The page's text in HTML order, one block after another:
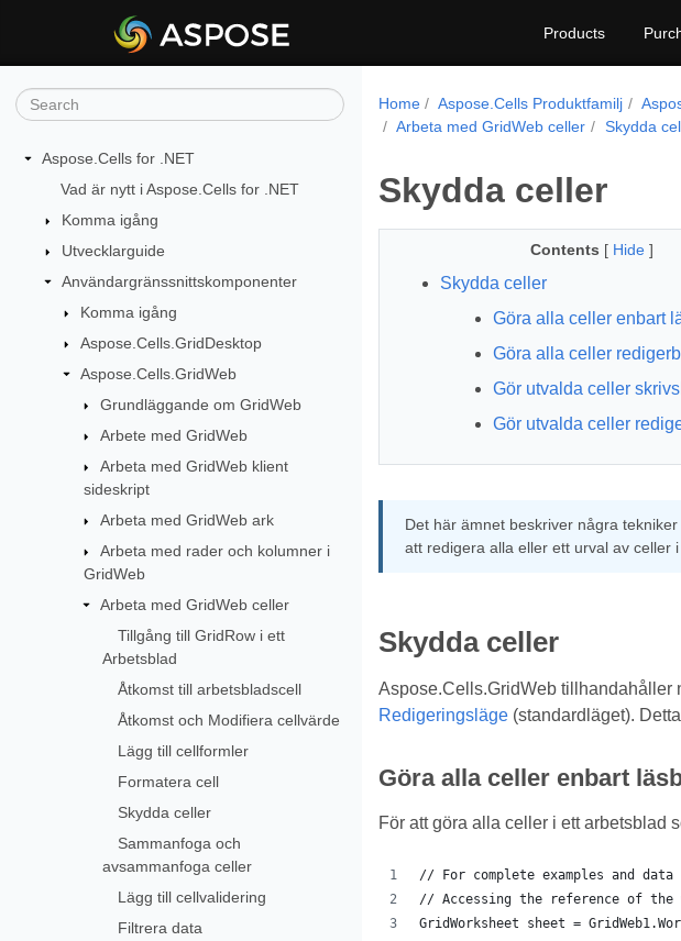
Products
Aspose.Cells for .NET
Vad är nytt i Aspose.Cells for .NET
Komma igång
Utvecklarguide
Användargränssnittskomponenter
Komma igång
Aspose.Cells.GridDesktop
Aspose.Cells.GridWeb
Grundläggande om GridWeb
Arbete med GridWeb
Arbeta med GridWeb klient
sideskript
Arbeta med GridWeb ark
Arbeta med rader och kolumner i
GridWeb
Arbeta med GridWeb celler
Tillgång till GridRow i ett
Arbetsblad
Åtkomst till arbetsbladscell
Åtkomst och Modifiera cellvärde
Lägg till cellformler
Formatera cell
Skydda celler
Sammanfoga och
avsammanfoga celler
Lägg till cellvalidering
Filtrera data
Home Aspose.Cells Produktfamilj
Arbeta med GridWeb celler
Skydda
Skydda celler
Contents [ Hide ]
Skydda celler
Göra alla celler enbart
Göra alla celler
Gör utvalda celler
Gör utvalda celler
Det här ämnet beskriver några
att redigera alla eller ett urval av celler i
Skydda celler
Aspose.Cells.GridWeb tillhandahåller
Redigeringsläge(standardläget).
Göra alla celler enbart
För att göra alla celler i ett arbetsblad
// For complete examples and
// Accessing the reference of
GridWorksheet sheet =